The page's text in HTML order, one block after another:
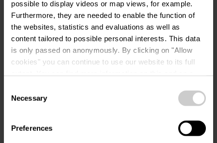
possible to display videos or map views, for example.
Furthermore, they are needed to enable the function of
the websites, statistics and evaluations as well as
content tailored to possible personal interests. This data
is only passed on anonymously. By clicking on "Allow
cookies" you can continue to use our website to its full
time.
Selection
Necessary
Preferences
Uw reisdata
Reisdatum
Uw contactgegevens